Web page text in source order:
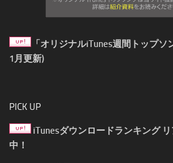
「オリジナルiTunes週間トップ
1月更新)
PICK UP
iTunesダウンロードランキング
中！